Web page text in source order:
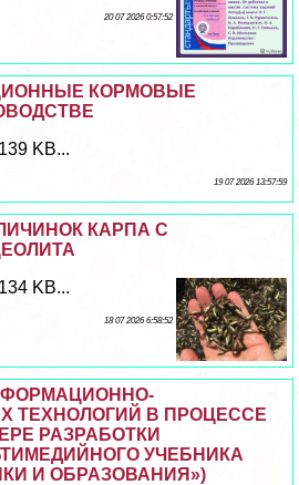
20 07 2026 0:57:52
КОРМОВЫЕ
KB...
19 07 2026 13:57:59
КАРПА С
KB...
18 07 2026 6:58:52
ТЕХНОЛОГИЙ В ПРОЦЕССЕ
РАЗРАБОТКИ
УЧЕБНИКА
И ОБРАЗОВАНИЯ»)